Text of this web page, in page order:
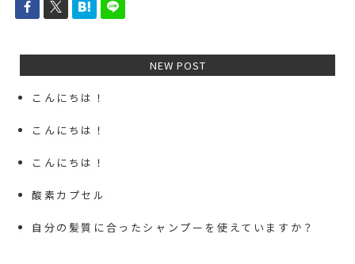
NEW POST
こんにちは！
こんにちは！
こんにちは！
酸素カプセル
自分の髪質に合ったシャンプーを使えていますか？